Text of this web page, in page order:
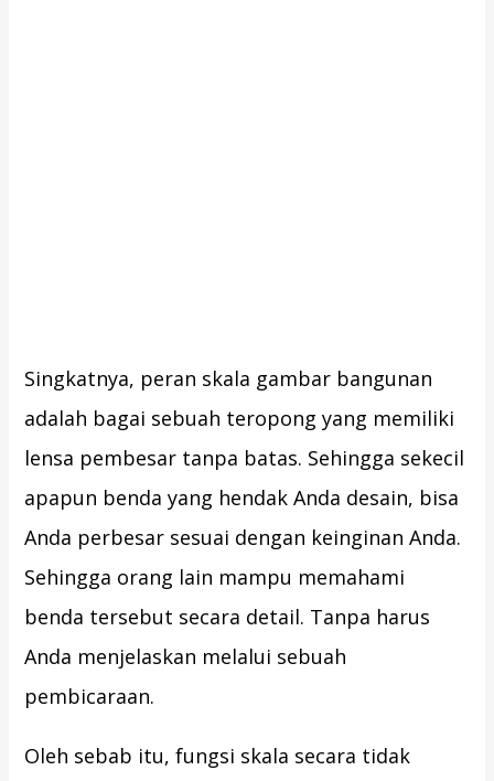
Singkatnya, peran skala gambar bangunan
adalah bagai sebuah teropong yang memiliki
lensa pembesar tanpa batas. Sehingga sekecil
apapun benda yang hendak Anda desain, bisa
Anda perbesar sesuai dengan keinginan Anda.
Sehingga orang lain mampu memahami
benda tersebut secara detail. Tanpa harus
Anda menjelaskan melalui sebuah
pembicaraan.
Oleh sebab itu, fungsi skala secara tidak